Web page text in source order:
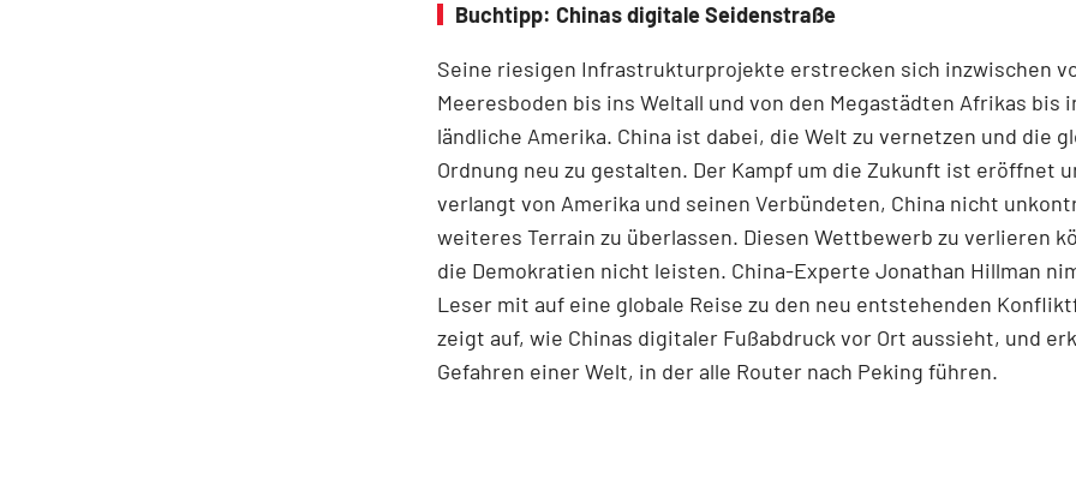
Buchtipp: Chinas digitale Seidenstraße
Seine riesigen Infrastrukturprojekte erstrecken sich inzwischen
Meeresboden bis ins Weltall und von den Megastädten Afrikas bis
ländliche Amerika. China ist dabei, die Welt zu vernetzen und die
Ordnung neu zu gestalten. Der Kampf um die Zukunft ist eröffnet
verlangt von Amerika und seinen Verbündeten, China nicht
weiteres Terrain zu überlassen. Diesen Wettbewerb zu verlieren
die Demokratien nicht leisten. China-Experte Jonathan Hillman
Leser mit auf eine globale Reise zu den neu entstehenden
zeigt auf, wie Chinas digitaler Fußabdruck vor Ort aussieht, und
Gefahren einer Welt, in der alle Router nach Peking führen.